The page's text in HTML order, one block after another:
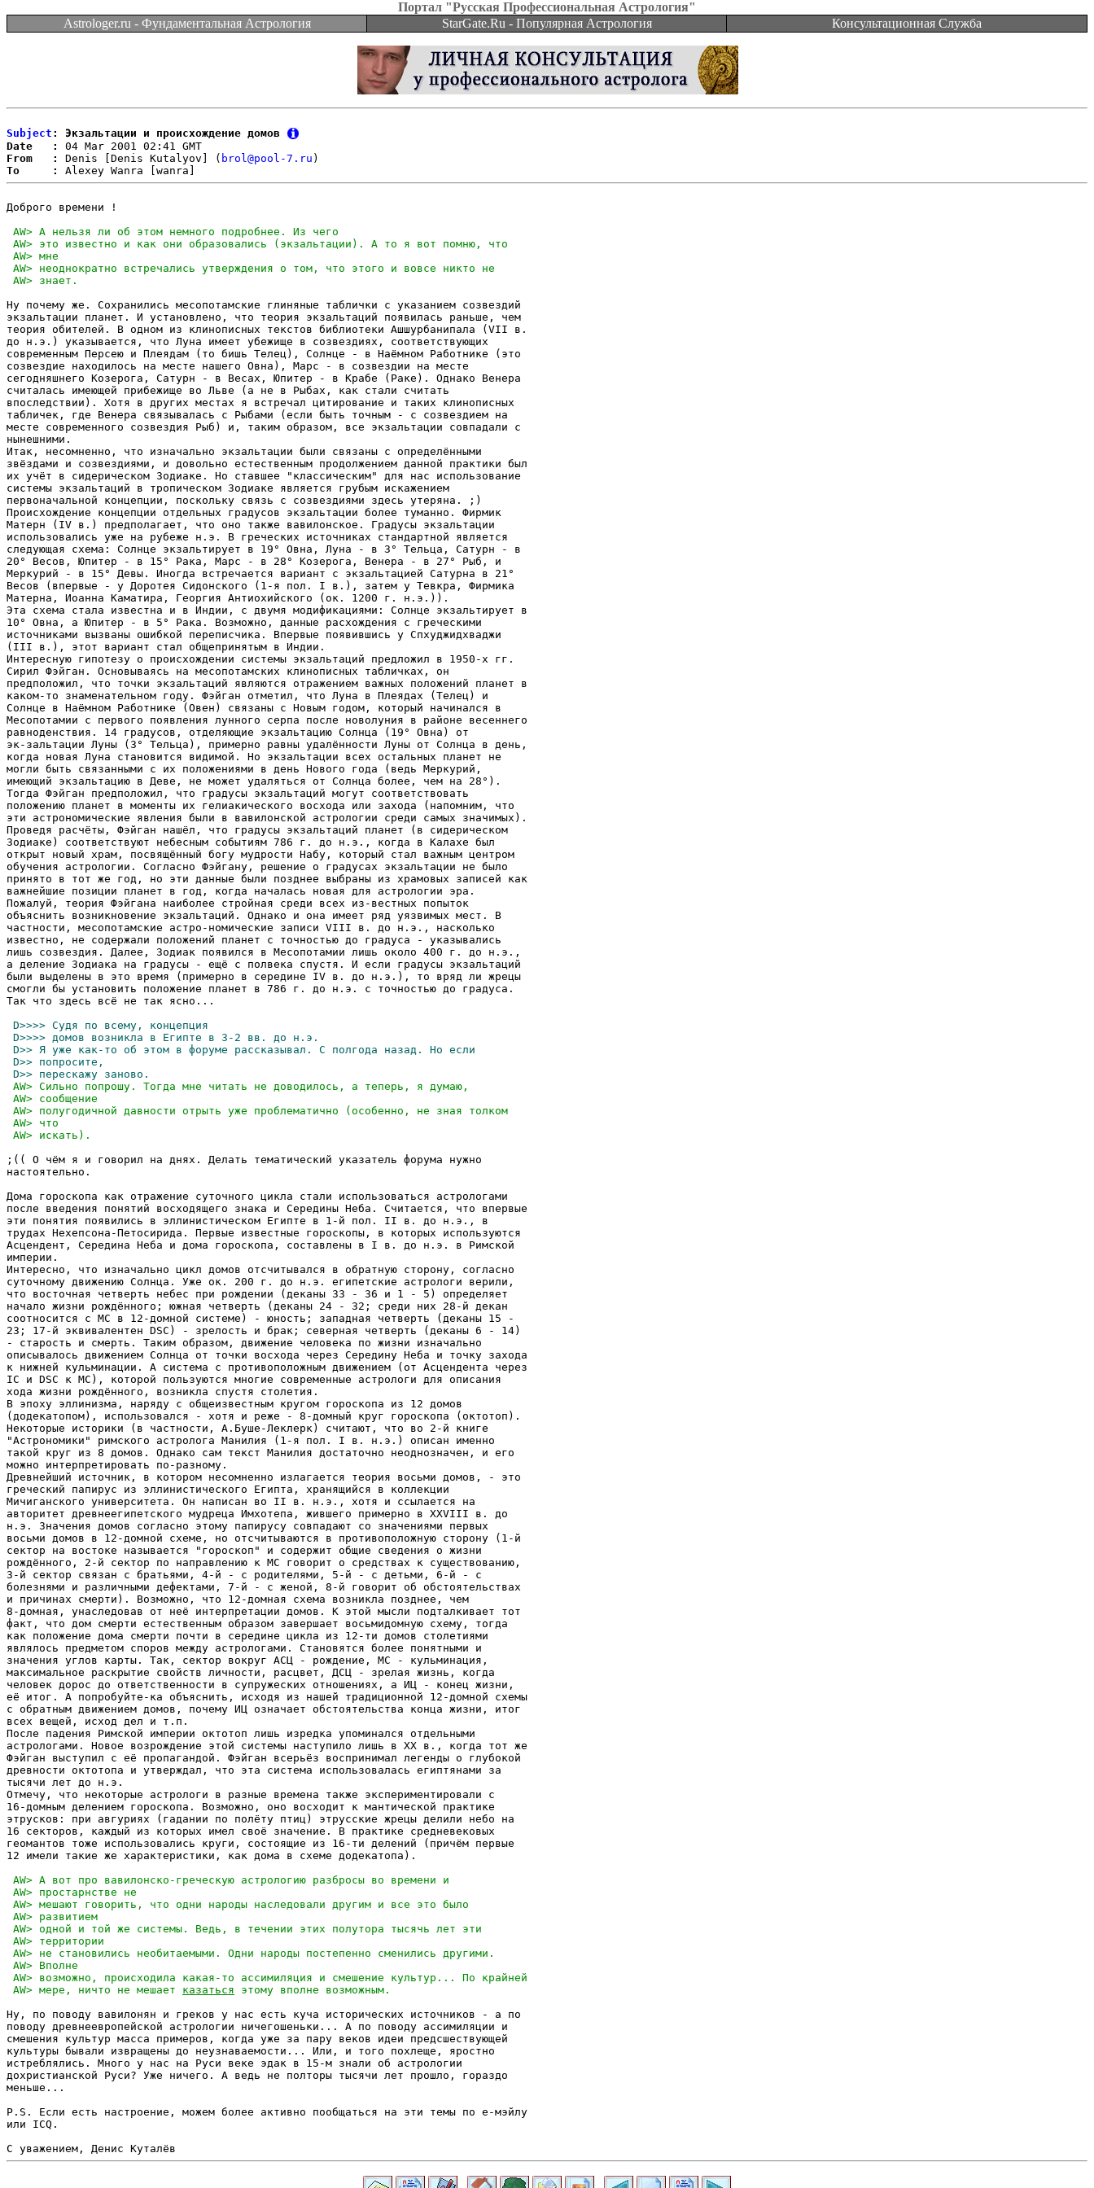
Портал "Русская Профессиональная Астрология"
Astrologer.ru - Фундаментальная Астрология
StarGate.Ru - Популярная Астрология Консультационная Служба
Subject : Экзальтации и происхождение домов
Date   :
From   :
Denis [Denis Kutalyov] ( brol@pool-7.ru
To     :
Доброго времени !
Ну почему же. Сохранились месопотамские глиняные таблички с указанием созвездий
экзальтации планет. И установлено, что теория экзальтаций появилась раньше, чем
теория обителей. В одном из клинописных текстов библиотеки Ашшурбанипала (VII в.
до н.э.) указывается, что Луна имеет убежище в созвездиях, соответствующих
современным Персею и Плеядам (то бишь Телец), Солнце - в Наёмном Работнике (это
созвездие находилось на месте нашего Овна), Марс - в созвездии на месте
сегодняшнего Козерога, Сатурн - в Весах, Юпитер - в Крабе (Раке). Однако Венера
считалась имеющей прибежище во Льве (а не в Рыбах, как стали считать
впоследствии). Хотя в других местах я встречал цитирование и таких клинописных
табличек, где Венера связывалась с Рыбами (если быть точным - с созвездием на
месте современного созвездия Рыб) и, таким образом, все экзальтации совпадали с
нынешними.
Итак, несомненно, что изначально экзальтации были связаны с определёнными
звёздами и созвездиями, и довольно естественным продолжением данной практики был
их учёт в сидерическом Зодиаке. Но ставшее "классическим" для нас использование
системы экзальтаций в тропическом Зодиаке является грубым искажением
первоначальной концепции, поскольку связь с созвездиями здесь утеряна. ;)
Происхождение концепции отдельных градусов экзальтации более туманно. Фирмик
Матерн (IV в.) предполагает, что оно также вавилонское. Градусы экзальтации
использовались уже на рубеже н.э. В греческих источниках стандартной является
следующая схема: Солнце экзальтирует в 19° Овна, Луна - в 3° Тельца, Сатурн - в
20° Весов, Юпитер - в 15° Рака, Марс - в 28° Козерога, Венера - в 27° Рыб, и
Меркурий - в 15° Девы. Иногда встречается вариант с экзальтацией Сатурна в 21°
Весов (впервые - у Доротея Сидонского (1-я пол. I в.), затем у Тевкра, Фирмика
Матерна, Иоанна Каматира, Георгия Антиохийского (ок. 1200 г. н.э.)).
Эта схема стала известна и в Индии, с двумя модификациями: Солнце экзальтирует в
10° Овна, а Юпитер - в 5° Рака. Возможно, данные расхождения с греческими
источниками вызваны ошибкой переписчика. Впервые появившись у Спхуджидхваджи
(III в.), этот вариант стал общепринятым в Индии.
Интересную гипотезу о происхождении системы экзальтаций предложил в 1950-х гг.
Сирил Фэйган. Основываясь на месопотамских клинописных табличках, он
предположил, что точки экзальтаций являются отражением важных положений планет в
каком-то знаменательном году. Фэйган отметил, что Луна в Плеядах (Телец) и
Солнце в Наёмном Работнике (Овен) связаны с Новым годом, который начинался в
Месопотамии с первого появления лунного серпа после новолуния в районе весеннего
равноденствия. 14 градусов, отделяющие экзальтацию Солнца (19° Овна) от
эк-зальтации Луны (3° Тельца), примерно равны удалённости Луны от Солнца в день,
когда новая Луна становится видимой. Но экзальтации всех остальных планет не
могли быть связанными с их положениями в день Нового года (ведь Меркурий,
имеющий экзальтацию в Деве, не может удаляться от Солнца более, чем на 28°).
Тогда Фэйган предположил, что градусы экзальтаций могут соответствовать
положению планет в моменты их гелиакического восхода или захода (напомним, что
эти астрономические явления были в вавилонской астрологии среди самых значимых).
Проведя расчёты, Фэйган нашёл, что градусы экзальтаций планет (в сидерическом
Зодиаке) соответствуют небесным событиям 786 г. до н.э., когда в Калахе был
открыт новый храм, посвящённый богу мудрости Набу, который стал важным центром
обучения астрологии. Согласно Фэйгану, решение о градусах экзальтации не было
принято в тот же год, но эти данные были позднее выбраны из храмовых записей как
важнейшие позиции планет в год, когда началась новая для астрологии эра.
Пожалуй, теория Фэйгана наиболее стройная среди всех из-вестных попыток
объяснить возникновение экзальтаций. Однако и она имеет ряд уязвимых мест. В
частности, месопотамские астро-номические записи VIII в. до н.э., насколько
известно, не содержали положений планет с точностью до градуса - указывались
лишь созвездия. Далее, Зодиак появился в Месопотамии лишь около 400 г. до н.э.,
а деление Зодиака на градусы - ещё с полвека спустя. И если градусы экзальтаций
были выделены в это время (примерно в середине IV в. до н.э.), то вряд ли жрецы
смогли бы установить положение планет в 786 г. до н.э. с точностью до градуса.
Так что здесь всё не так ясно...
;(( О чём я и говорил на днях. Делать тематический указатель форума нужно
настоятельно.
Дома гороскопа как отражение суточного цикла стали использоваться астрологами
после введения понятий восходящего знака и Середины Неба. Считается, что впервые
эти понятия появились в эллинистическом Египте в 1-й пол. II в. до н.э., в
трудах Нехепсона-Петосирида. Первые известные гороскопы, в которых используются
Асцендент, Середина Неба и дома гороскопа, составлены в I в. до н.э. в Римской
империи.
Интересно, что изначально цикл домов отсчитывался в обратную сторону, согласно
суточному движению Солнца. Уже ок. 200 г. до н.э. египетские астрологи верили,
что восточная четверть небес при рождении (деканы 33 - 36 и 1 - 5) определяет
начало жизни рождённого; южная четверть (деканы 24 - 32; среди них 28-й декан
соотносится с MC в 12-домной системе) - юность; западная четверть (деканы 15 -
23; 17-й эквивалентен DSC) - зрелость и брак; северная четверть (деканы 6 - 14)
- старость и смерть. Таким образом, движение человека по жизни изначально
описывалось движением Солнца от точки восхода через Середину Неба и точку захода
к нижней кульминации. А система с противоположным движением (от Асцендента через
IC и DSC к MC), которой пользуются многие современные астрологи для описания
хода жизни рождённого, возникла спустя столетия.
В эпоху эллинизма, наряду с общеизвестным кругом гороскопа из 12 домов
(додекатопом), использовался - хотя и реже - 8-домный круг гороскопа (октотоп).
Некоторые историки (в частности, А.Буше-Леклерк) считают, что во 2-й книге
"Астрономики" римского астролога Манилия (1-я пол. I в. н.э.) описан именно
такой круг из 8 домов. Однако сам текст Манилия достаточно неоднозначен, и его
можно интерпретировать по-разному.
Древнейший источник, в котором несомненно излагается теория восьми домов, - это
греческий папирус из эллинистического Египта, хранящийся в коллекции
Мичиганского университета. Он написан во II в. н.э., хотя и ссылается на
авторитет древнеегипетского мудреца Имхотепа, жившего примерно в XXVIII в. до
н.э. Значения домов согласно этому папирусу совпадают со значениями первых
восьми домов в 12-домной схеме, но отсчитываются в противоположную сторону (1-й
сектор на востоке называется "гороскоп" и содержит общие сведения о жизни
рождённого, 2-й сектор по направлению к МС говорит о средствах к существованию,
3-й сектор связан с братьями, 4-й - с родителями, 5-й - с детьми, 6-й - с
болезнями и различными дефектами, 7-й - с женой, 8-й говорит об обстоятельствах
и причинах смерти). Возможно, что 12-домная схема возникла позднее, чем
8-домная, унаследовав от неё интерпретации домов. К этой мысли подталкивает тот
факт, что дом смерти естественным образом завершает восьмидомную схему, тогда
как положение дома смерти почти в середине цикла из 12-ти домов столетиями
являлось предметом споров между астрологами. Становятся более понятными и
значения углов карты. Так, сектор вокруг АСЦ - рождение, МС - кульминация,
максимальное раскрытие свойств личности, расцвет, ДСЦ - зрелая жизнь, когда
человек дорос до ответственности в супружеских отношениях, а ИЦ - конец жизни,
её итог. А попробуйте-ка объяснить, исходя из нашей традиционной 12-домной схемы
с обратным движением домов, почему ИЦ означает обстоятельства конца жизни, итог
всех вещей, исход дел и т.п.
После падения Римской империи октотоп лишь изредка упоминался отдельными
астрологами. Новое возрождение этой системы наступило лишь в XX в., когда тот же
Фэйган выступил с её пропагандой. Фэйган всерьёз воспринимал легенды о глубокой
древности октотопа и утверждал, что эта система использовалась египтянами за
тысячи лет до н.э.
Отмечу, что некоторые астрологи в разные времена также экспериментировали с
16-домным делением гороскопа. Возможно, оно восходит к мантической практике
этрусков: при авгуриях (гадании по полёту птиц) этрусские жрецы делили небо на
16 секторов, каждый из которых имел своё значение. В практике средневековых
геомантов тоже использовались круги, состоящие из 16-ти делений (причём первые
12 имели такие же характеристики, как дома в схеме додекатопа).
AW> мере, ничто не мешает казаться
Ну, по поводу вавилонян и греков у нас есть куча исторических источников - а по
поводу древнеевропейской астрологии ничегошеньки... А по поводу ассимиляции и
смешения культур масса примеров, когда уже за пару веков идеи предсшествующей
культуры бывали извращены до неузнаваемости... Или, и того похлеще, яростно
истреблялись. Много у нас на Руси веке эдак в 15-м знали об астрологии
дохристианской Руси? Уже ничего. А ведь не полторы тысячи лет прошло, гораздо
меньше...
P.S. Если есть настроение, можем более активно пообщаться на эти темы по е-мэйлу
или ICQ.